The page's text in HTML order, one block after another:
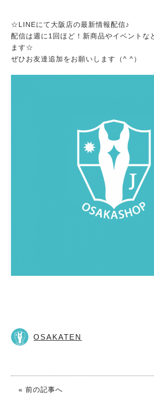
☆LINEにて大阪店の最新情報配信♪
配信は週に1回ほど！新商品やイベントな
ます☆
ぜひお友達追加をお願いします（^ ^）
OSAKATEN
« 前の記事へ